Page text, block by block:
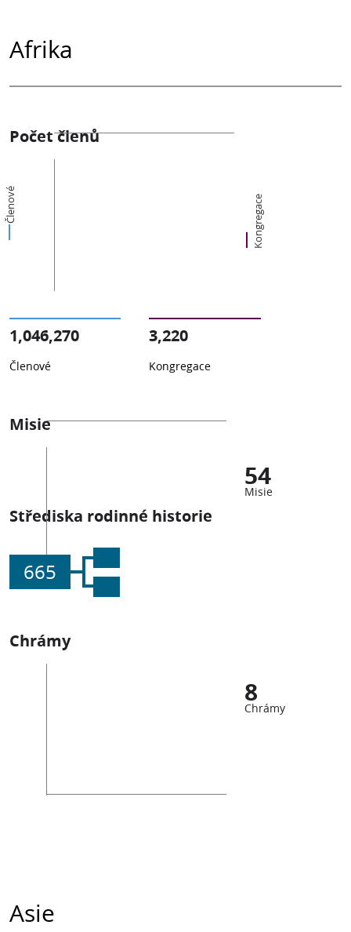
Afrika
Počet členů
Členové Kongregace
1,046,270
Členové
3,220
Kongregace
Misie
54
Misie
Střediska rodinné historie
665
Chrámy
8
Chrámy
Asie